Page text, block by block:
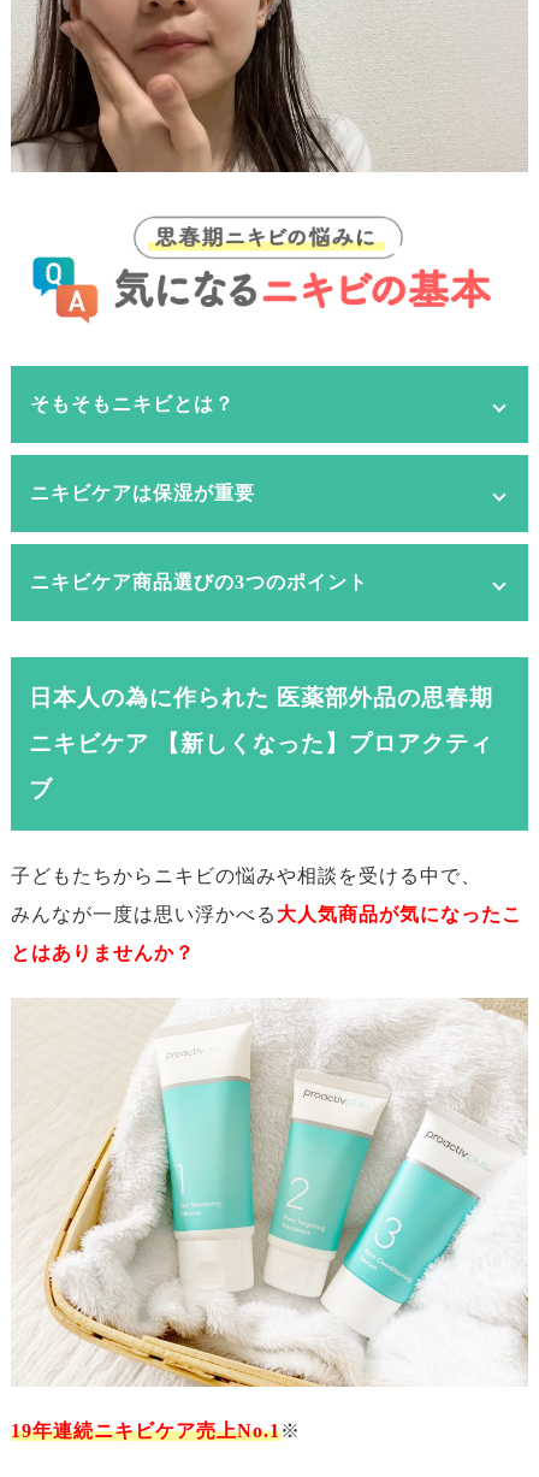
そもそもニキビとは？
ニキビとは「毛穴に皮脂や角質が詰まって、中で炎症が起こ
炎症を起こして赤くなったり、膿みが溜まってふくらんだ状
態をニキビと称します。
ニキビの発生する原因はいくつかありますが、
偏った栄養バランスの食生活や睡眠不足
日々のストレス
ホルモンバランスの乱れ
などが主に挙げられます。
これらが重なると肌のバリア機能が低下してニキビの原因に
なります。
どうして思春期にニキビができやすいの？
ニキビケアは保湿が重要
食生活のバランスや、しっかり睡眠を取り、適度の運動を心
ニキビの角栓は押し出しNG
ニキビケア商品選びの3つのポイント
日本人の為に作られた 医薬部外品の思春期
ニキビケア 【新しくなった】プロアクティ
ブ
子どもたちからニキビの悩みや相談を受ける中で、
みんなが一度は思い浮かべる 大人気商品が気になったこ
とはありませんか？
19年連続ニキビケア売上No.1※